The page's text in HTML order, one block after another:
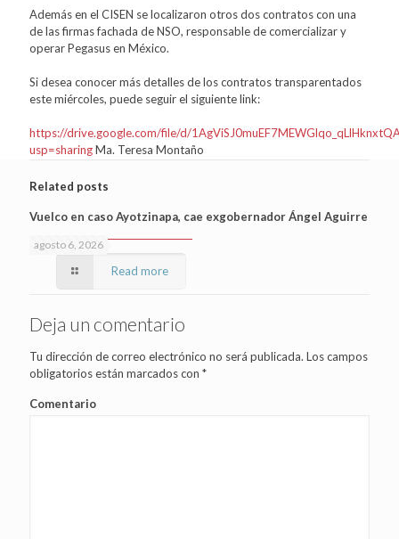
Además en el CISEN se localizaron otros dos contratos con una
de las firmas fachada de NSO, responsable de comercializar y
operar Pegasus en México.
Si desea conocer más detalles de los contratos transparentados
este miércoles, puede seguir el siguiente link:
https://drive.google.com/file/d/
usp=sharingMa. Teresa Montaño
Related posts
agosto 6, 2026
Vuelco en caso Ayotzinapa, cae exgobernador Ángel Aguirre
Read more
Deja un comentario
Tu dirección de correo electrónico no será publicada. Los campos
obligatorios están marcados con *
Comentario